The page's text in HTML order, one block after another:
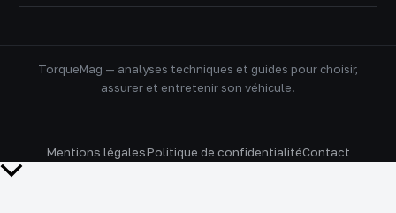
TorqueMag — analyses techniques et guides pour choisir,
assurer et entretenir son véhicule.
Mentions légalesPolitique de confidentialitéContact